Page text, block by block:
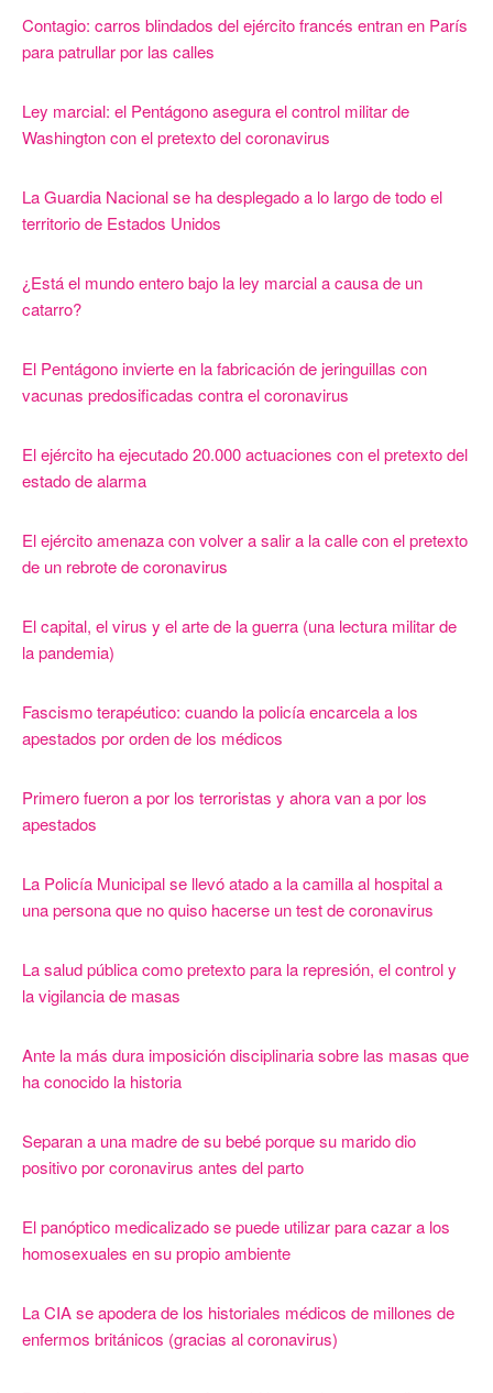
Contagio: carros blindados del ejército francés entran en París
para patrullar por las calles
Ley marcial: el Pentágono asegura el control militar de
Washington con el pretexto del coronavirus
La Guardia Nacional se ha desplegado a lo largo de todo el
territorio de Estados Unidos
¿Está el mundo entero bajo la ley marcial a causa de un
catarro?
El Pentágono invierte en la fabricación de jeringuillas con
vacunas predosificadas contra el coronavirus
El ejército ha ejecutado 20.000 actuaciones con el pretexto del
estado de alarma
El ejército amenaza con volver a salir a la calle con el pretexto
de un rebrote de coronavirus
El capital, el virus y el arte de la guerra (una lectura militar de
la pandemia)
Fascismo terapéutico: cuando la policía encarcela a los
apestados por orden de los médicos
Primero fueron a por los terroristas y ahora van a por los
apestados
La Policía Municipal se llevó atado a la camilla al hospital a
una persona que no quiso hacerse un test de coronavirus
La salud pública como pretexto para la represión, el control y
la vigilancia de masas
Ante la más dura imposición disciplinaria sobre las masas que
ha conocido la historia
Separan a una madre de su bebé porque su marido dio
positivo por coronavirus antes del parto
El panóptico medicalizado se puede utilizar para cazar a los
homosexuales en su propio ambiente
La CIA se apodera de los historiales médicos de millones de
enfermos británicos (gracias al coronavirus)